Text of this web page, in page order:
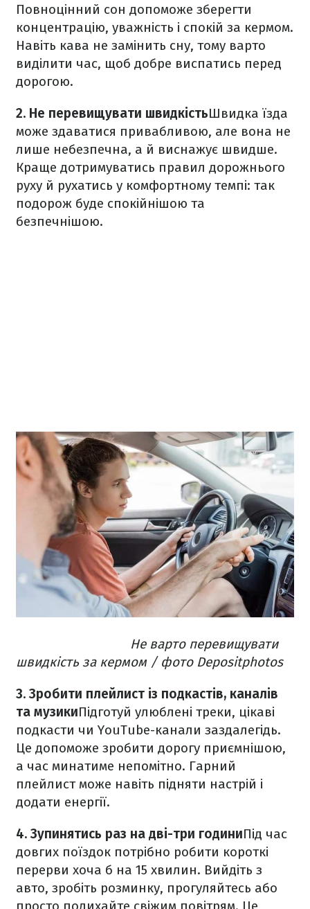
Повноцінний сон допоможе зберегти
концентрацію, уважність і спокій за кермом.
Навіть кава не замінить сну, тому варто
виділити час, щоб добре виспатись перед
дорогою.
2. Не перевищувати швидкістьШвидка їзда
може здаватися привабливою, але вона не
лише небезпечна, а й виснажує швидше.
Краще дотримуватись правил дорожнього
руху й рухатись у комфортному темпі: так
подорож буде спокійнішою та
безпечнішою.
Не варто перевищувати
швидкість за кермом / фото Depositphotos
3. Зробити плейлист із подкастів, каналів
та музикиПідготуй улюблені треки, цікаві
подкасти чи YouTube-канали заздалегідь.
Це допоможе зробити дорогу приємнішою,
а час минатиме непомітно. Гарний
плейлист може навіть підняти настрій і
додати енергії.
4. Зупинятись раз на дві-три годиниПід час
довгих поїздок потрібно робити короткі
перерви хоча б на 15 хвилин. Вийдіть з
авто, зробіть розминку, прогуляйтесь або